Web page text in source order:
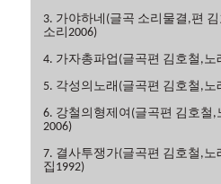
3. 가야하네(글곡 소리물결,편
소리2006)
4. 가자총파업(글곡편 김호철,노
5. 각성의노래(글곡편 김호철,
6. 강철의형제여(글곡편 김호철,
2006)
7. 결사투쟁가(글곡편 김호철,
집1992)